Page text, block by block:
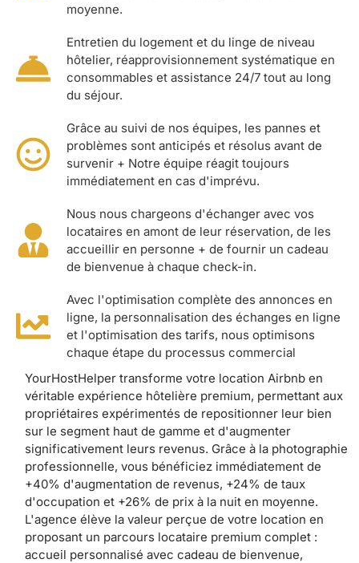
moyenne.
Entretien du logement et du linge de niveau
hôtelier, réapprovisionnement systématique en
consommables et assistance 24/7 tout au long
du séjour.
Grâce au suivi de nos équipes, les pannes et
problèmes sont anticipés et résolus avant de
survenir + Notre équipe réagit toujours
immédiatement en cas d'imprévu.
Nous nous chargeons d'échanger avec vos
locataires en amont de leur réservation, de les
accueillir en personne + de fournir un cadeau
de bienvenue à chaque check-in.
Avec l'optimisation complète des annonces en
ligne, la personnalisation des échanges en ligne
et l'optimisation des tarifs, nous optimisons
chaque étape du processus commercial
YourHostHelper transforme votre location Airbnb en
véritable expérience hôtelière premium, permettant aux
propriétaires expérimentés de repositionner leur bien
sur le segment haut de gamme et d'augmenter
significativement leurs revenus. Grâce à la photographie
professionnelle, vous bénéficiez immédiatement de
+40% d'augmentation de revenus, +24% de taux
d'occupation et +26% de prix à la nuit en moyenne.
L'agence élève la valeur perçue de votre location en
proposant un parcours locataire premium complet :
accueil personnalisé avec cadeau de bienvenue,